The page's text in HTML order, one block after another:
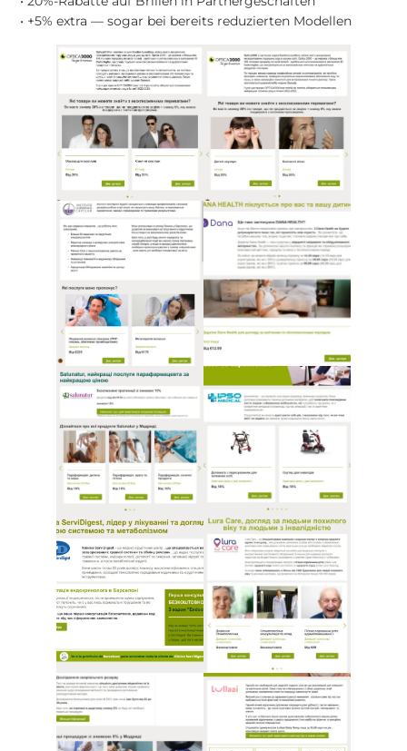
• +5% extra — sogar bei bereits reduzierten Modellen